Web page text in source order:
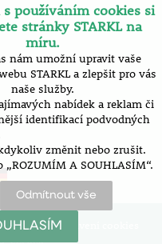
|
nastavení cookies
CZ, a.s.
s používáním cookies si
stránky STARKL na
míru.
nám umožní upravit vaše
STARKL a zlepšit pro vás
naše služby.
nabídek a reklam či
identifikací podvodných
změnit nebo zrušit.
A SOUHLASÍM“.
Odmítnout vše